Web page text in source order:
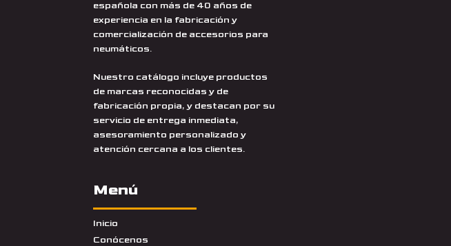
española con más de 40 años de
experiencia en la fabricación y
comercialización de accesorios para
neumáticos.
Nuestro catálogo incluye productos
de marcas reconocidas y de
fabricación propia, y destacan por su
servicio de entrega inmediata,
asesoramiento personalizado y
atención cercana a los clientes.
Menú
Inicio
Conócenos